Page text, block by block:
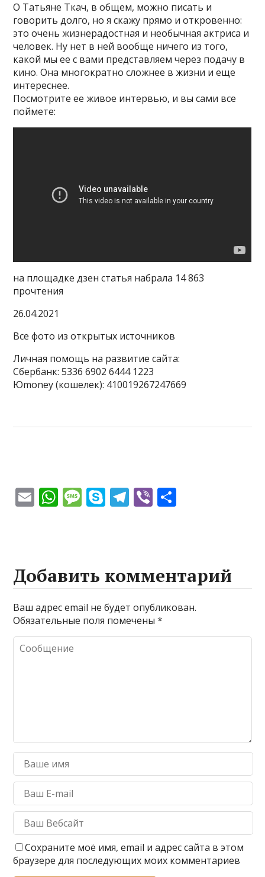
О Татьяне Ткач, в общем, можно писать и
говорить долго, но я скажу прямо и откровенно:
это очень жизнерадостная и необычная актриса и
человек. Ну нет в ней вообще ничего из того,
какой мы ее с вами представляем через подачу в
кино. Она многократно сложнее в жизни и еще
интереснее.
Посмотрите ее живое интервью, и вы сами все
поймете:
на площадке дзен статья набрала 14 863
прочтения
26.04.2021
Все фото из открытых источников
Личная помощь на развитие сайта:
Сбербанк: 5336 6902 6444 1223
Юmoney (кошелек): 410019267247669
E W
A
p
p
M
g
e
S
e
T
a
m
Vi
а
в
и
т
Добавить комментарий
Ваш адрес email не будет опубликован.
Обязательные поля помечены*
Сохраните моё имя, email и адрес сайта в этом
браузере для последующих моих комментариев